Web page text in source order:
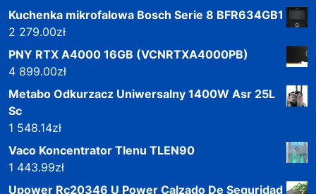
Kuchenka mikrofalowa Bosch Serie 8 BFR634GB1
2 279.00zł
PNY RTX A4000 16GB (VCNRTXA4000PB)
4 899.00zł
Metabo Odkurzacz Uniwersalny 1400W Asr 25L
Sc
1 548.14zł
Vaco Koncentrator Tlenu TLEN90
1 443.99zł
Upower Rc20346 U Power Calzado De Seguridad